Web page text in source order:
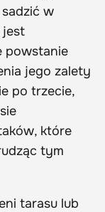
w
jest
powstanie
jego zalety
po trzecie,
które
tym
tarasu lub